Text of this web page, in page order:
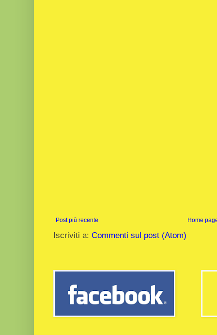
Post più recente Home
Iscriviti a: Commenti sul post (Atom)